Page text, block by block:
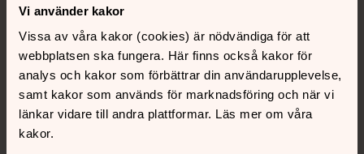
Vi använder kakor
Vissa av våra kakor (cookies) är nödvändiga för att
webbplatsen ska fungera. Här finns också kakor för
analys och kakor som förbättrar din användarupplevelse,
samt kakor som används för marknadsföring och när vi
länkar vidare till andra plattformar. Läs mer om våra
kakor.
Kontakt
Kalender
Hitta snabbt